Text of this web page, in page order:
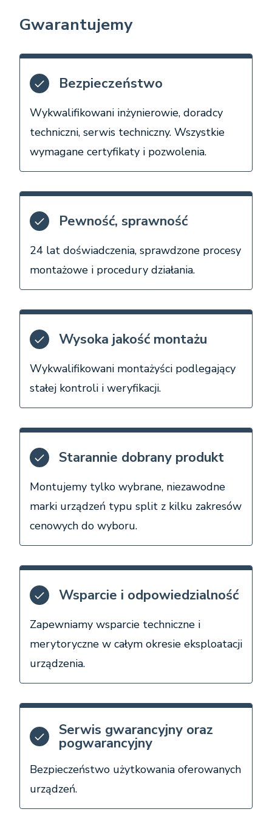
Gwarantujemy
Bezpieczeństwo
Wykwalifikowani inżynierowie, doradcy
techniczni, serwis techniczny. Wszystkie
wymagane certyfikaty i pozwolenia.
Pewność, sprawność
24 lat doświadczenia, sprawdzone procesy
montażowe i procedury działania.
Wysoka jakość montażu
Wykwalifikowani montażyści podlegający
stałej kontroli i weryfikacji.
Starannie dobrany produkt
Montujemy tylko wybrane, niezawodne
marki urządzeń typu split z kilku zakresów
cenowych do wyboru.
Wsparcie i odpowiedzialność
Zapewniamy wsparcie techniczne i
merytoryczne w całym okresie eksploatacji
urządzenia.
Serwis gwarancyjny oraz
pogwarancyjny
Bezpieczeństwo użytkowania oferowanych
urządzeń.